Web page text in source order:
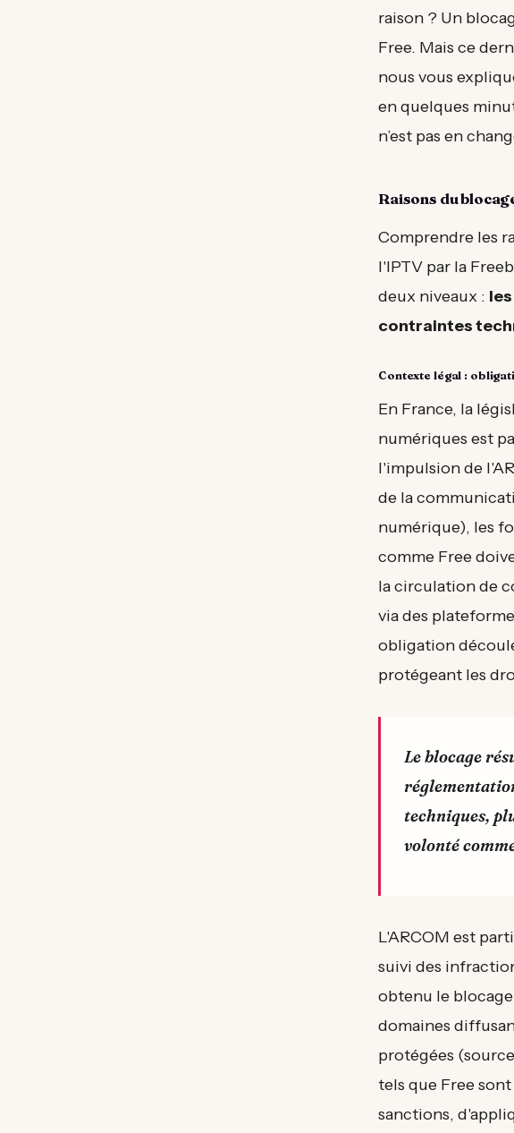
raison ? Un
Free. Mais ce
nous vous
en quelques
n’est pas en
Raisons du
Comprendre les
l'IPTV par la
deux niveaux :
contraintes
Contexte légal :
En France, la
numériques est
l'impulsion de
de la
numérique), les
comme Free
la circulation de
via des
obligation
protégeant les
Le blocage
techniques,
volonté
L'ARCOM est
suivi des
obtenu le blocage
domaines
protégées
tels que Free
sanctions,